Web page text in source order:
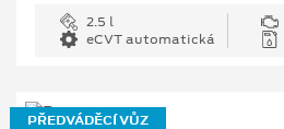
2.5 l
eCVT automatická
PŘEDVÁDĚCÍ VŮZ